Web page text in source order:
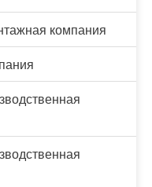
компания